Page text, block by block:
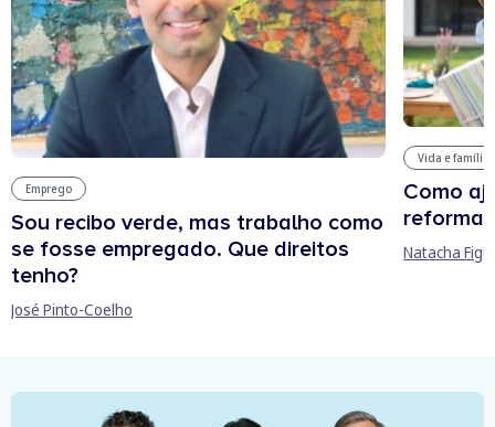
Emprego
Sou recibo verde, mas trabalho como
se fosse empregado. Que direitos
tenho?
José Pinto-Coelho
Vida e família
Como
reforma
Natacha